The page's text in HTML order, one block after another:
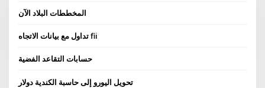
المخططات البلاد الآن
تداول مع بيانات الاتجاه fii
حسابات التقاعد الفضية
تحويل اليورو إلى حاسبة الكندية دولار